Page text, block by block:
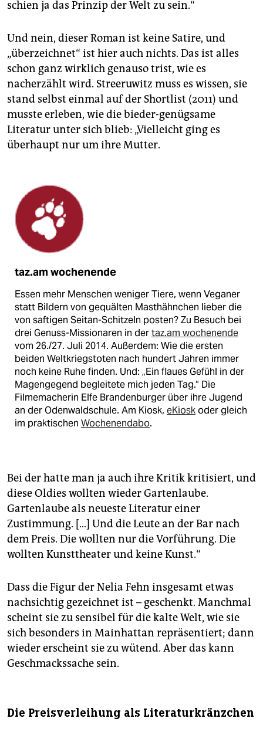
schien ja das Prinzip der Welt zu sein.“
Und nein, dieser Roman ist keine Satire, und
„überzeichnet“ ist hier auch nichts. Das ist alles
schon ganz wirklich genauso trist, wie es
nacherzählt wird. Streeruwitz muss es wissen, sie
stand selbst einmal auf der Shortlist (2011) und
musste erleben, wie die bieder-genügsame
Literatur unter sich blieb: „Vielleicht ging es
überhaupt nur um ihre Mutter.
taz.am wochenende
Essen mehr Menschen weniger Tiere, wenn Veganer
statt Bildern von gequälten Masthähnchen lieber die
von saftigen Seitan-Schitzeln posten? Zu Besuch bei
drei Genuss-Missionaren in dertaz.am wochenende
vom 26./27. Juli 2014. Außerdem: Wie die ersten
beiden Weltkriegstoten nach hundert Jahren immer
noch keine Ruhe finden. Und: „Ein flaues Gefühl in der
Magengegend begleitete mich jeden Tag.“ Die
Filmemacherin Elfe Brandenburger über ihre Jugend
an der Odenwaldschule. Am Kiosk, eKioskoder gleich
im praktischen Wochenendabo.
Bei der hatte man ja auch ihre Kritik kritisiert, und
diese Oldies wollten wieder Gartenlaube.
Gartenlaube als neueste Literatur einer
Zustimmung. […] Und die Leute an der Bar nach
dem Preis. Die wollten nur die Vorführung. Die
wollten Kunsttheater und keine Kunst.“
Dass die Figur der Nelia Fehn insgesamt etwas
nachsichtig gezeichnet ist – geschenkt. Manchmal
scheint sie zu sensibel für die kalte Welt, wie sie
sich besonders in Mainhattan repräsentiert; dann
wieder erscheint sie zu wütend. Aber das kann
Geschmackssache sein.
Die Preisverleihung als Literaturkränzchen